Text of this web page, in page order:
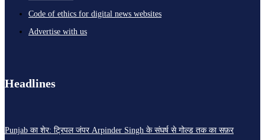
Code of ethics for digital news websites
Advertise with us
Headlines
Punjab का शेर: ट्रिपल जंपर Arpinder Singh के संघर्ष से गोल्ड तक का सफ़र